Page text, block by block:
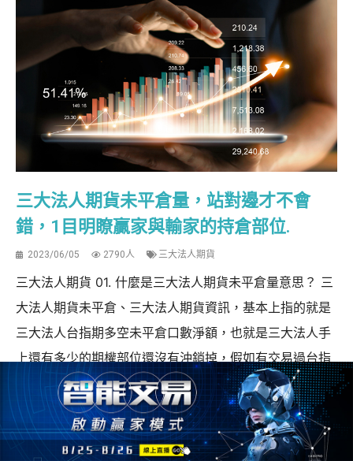
三大法人期貨未平倉量，站對邊才不會
錯，1目明瞭贏家與輸家的持倉部位.
2023/06/05 2790人 三大法人期貨
三大法人期貨 01. 什麼是三大法人期貨未平倉量意思？ 三
大法人期貨未平倉、三大法人期貨資訊，基本上指的就是
三大法人台指期多空未平倉口數淨額，也就是三大法人手
上還有多少的期權部位還沒有沖銷掉，假如有交易過台指
期，或是對股票市場有一些概念的話，應該會時常耳聞電
視節目或網路教學裡，提到關於「三大法人期貨...